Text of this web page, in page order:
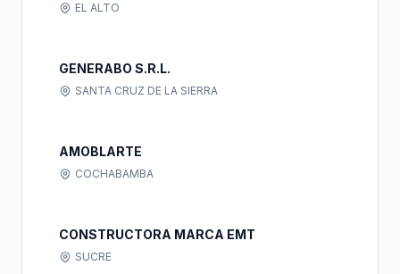
EL ALTO
GENERABO S.R.L.
SANTA CRUZ DE LA SIERRA
AMOBLARTE
COCHABAMBA
CONSTRUCTORA MARCA EMT
SUCRE